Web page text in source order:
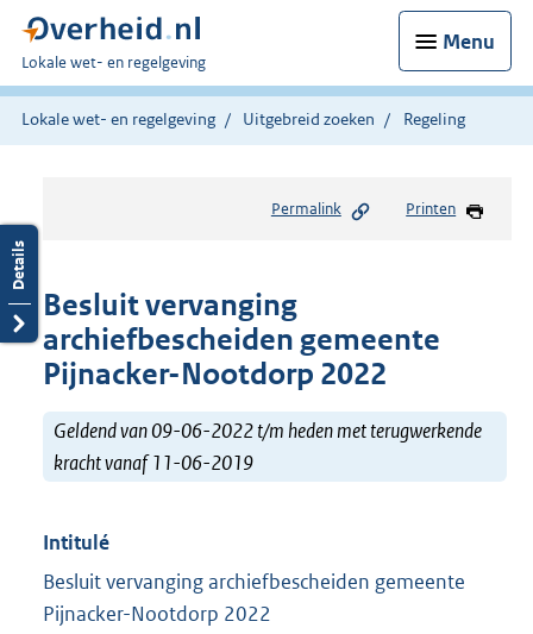
Menu
U
bent
hier:
Lokale wet- en regelgeving
Lokale wet- en regelgeving Uitgebreid zoeken Regeling
Permalink Printen
Besluit vervanging
archiefbescheiden gemeente
Pijnacker-Nootdorp 2022
Geldend van 09-06-2022 t/m heden met terugwerkende
kracht vanaf 11-06-2019
Intitulé
Besluit vervanging archiefbescheiden gemeente
Pijnacker-Nootdorp 2022